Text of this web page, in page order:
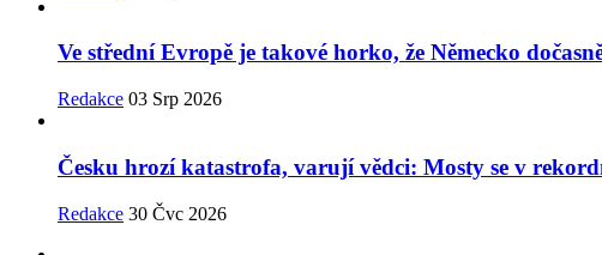
Ve střední Evropě je takové horko, že Německo
Redakce 03 Srp 2026
Česku hrozí katastrofa, varují vědci: Mosty se v
Redakce 30 Čvc 2026